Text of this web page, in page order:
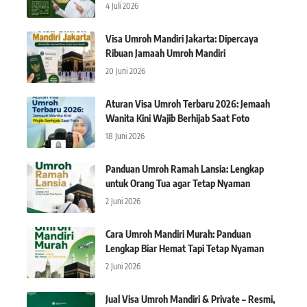
4 Juli 2026
Visa Umroh Mandiri Jakarta: Dipercaya
Ribuan Jamaah Umroh Mandiri
20 Juni 2026
Aturan Visa Umroh Terbaru 2026: Jemaah
Wanita Kini Wajib Berhijab Saat Foto
18 Juni 2026
Panduan Umroh Ramah Lansia: Lengkap
untuk Orang Tua agar Tetap Nyaman
2 Juni 2026
Cara Umroh Mandiri Murah: Panduan
Lengkap Biar Hemat Tapi Tetap Nyaman
2 Juni 2026
Jual Visa Umroh Mandiri & Private – Resmi,